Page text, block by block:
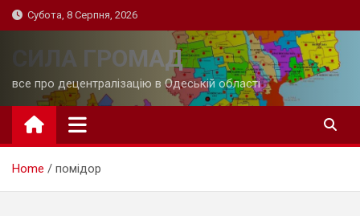
Skip
to
Субота, 8 Серпня, 2026
СИЛА ГРОМАД
все про децентралізацію в Одеській області
Home помідор